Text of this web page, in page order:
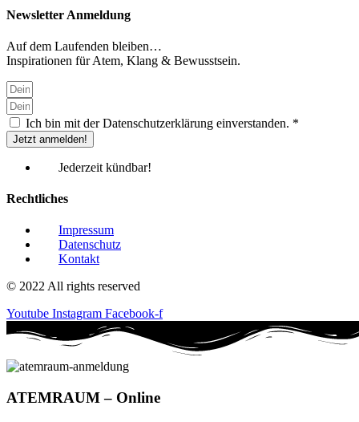
Newsletter Anmeldung
Auf dem Laufenden bleiben…
Inspirationen für Atem, Klang & Bewusstsein.
Ich bin mit der Datenschutzerklärung einverstanden. *
Jetzt anmelden!
Jederzeit kündbar!
Rechtliches
Impressum
Datenschutz
Kontakt
© 2022 All rights reserved
Youtube Instagram Facebook-f
ATEMRAUM– Online